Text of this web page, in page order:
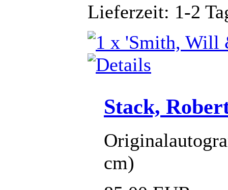
Lieferzeit: 1-2
Stack,
cm)